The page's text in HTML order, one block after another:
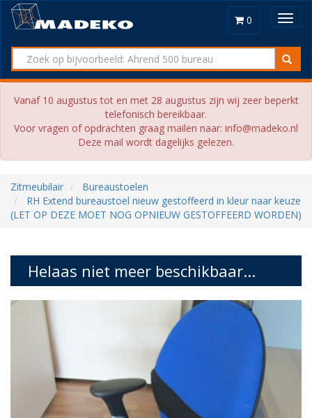
0
Vanaf 10 augustus tot en met 28 augustus zijn wij zeer beperkt
telefonisch bereikbaar.
Voor vragen of opdrachten graag mailen naar: info@madeko.nl
Deze mail wordt dagelijks gelezen.
Zitmeubilair
Bureaustoelen
RH Extend bureaustoel nieuw gestoffeerd in kleur naar keuze
(LET OP DEZE MOET NOG OPNIEUW GESTOFFEERD WORDEN)
Helaas niet meer beschikbaar...